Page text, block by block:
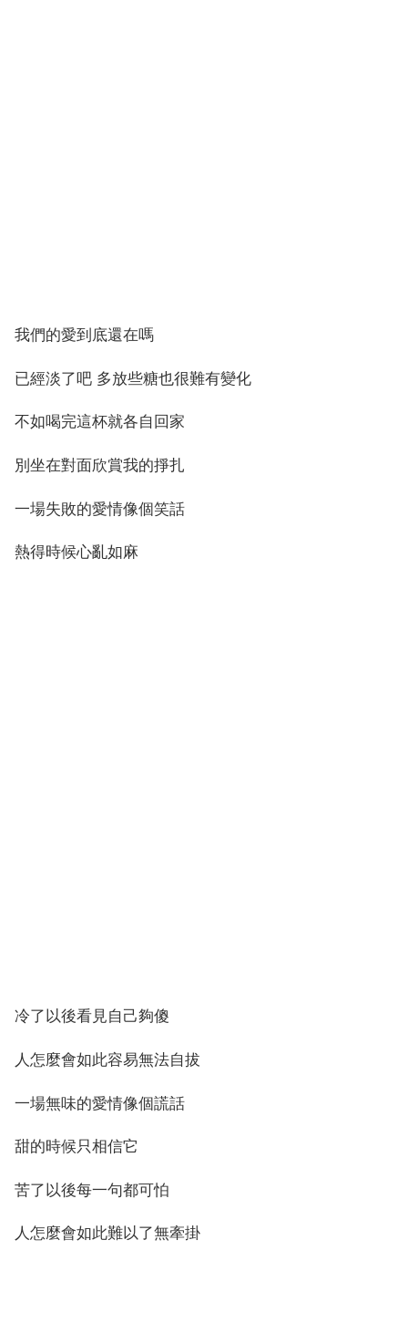
我們的愛到底還在嗎
已經淡了吧 多放些糖也很難有變化
不如喝完這杯就各自回家
別坐在對面欣賞我的掙扎
一場失敗的愛情像個笑話
熱得時候心亂如麻
冷了以後看見自己夠傻
人怎麼會如此容易無法自拔
一場無味的愛情像個謊話
甜的時候只相信它
苦了以後每一句都可怕
人怎麼會如此難以了無牽掛